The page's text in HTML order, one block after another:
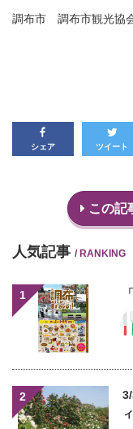
調布市 調布市観光協
シェア ツイート
この記
人気記事 / RANKING
1
2